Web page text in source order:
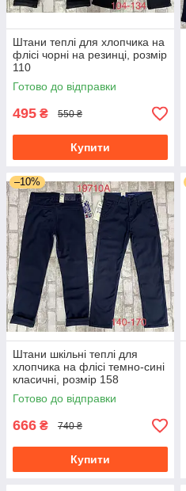
Штани теплі для хлопчика на
флісі чорні на резинці, розмір
110
Готово до відправки
495 ₴ 550 ₴
Купити
–10%
Штани шкільні теплі для
хлопчика на флісі темно-сині
класичні, розмір 158
Готово до відправки
666 ₴ 740 ₴
Купити